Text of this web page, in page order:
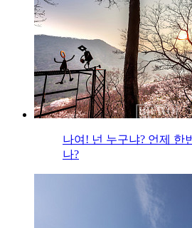
나여! 넌 누구냐? 언제 한
나?